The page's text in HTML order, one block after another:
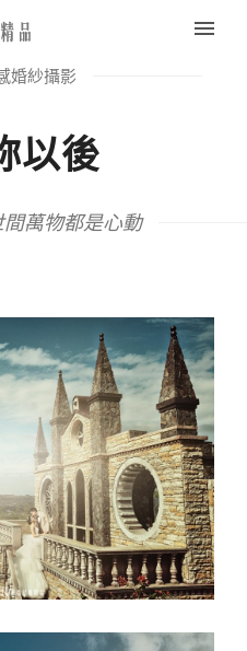
婚紗攝影
以後
萬物都是心動